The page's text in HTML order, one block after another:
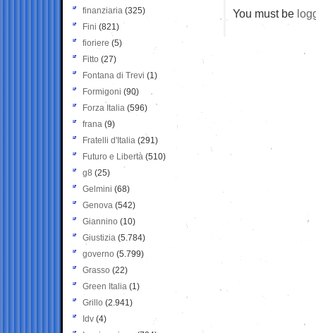
You must be
finanziaria (325)
Fini (821)
fioriere (5)
Fitto (27)
Fontana di Trevi (1)
Formigoni (90)
Forza Italia (596)
frana (9)
Fratelli d'Italia (291)
Futuro e Libertà (510)
g8 (25)
Gelmini (68)
Genova (542)
Giannino (10)
Giustizia (5.784)
governo (5.799)
Grasso (22)
Green Italia (1)
Grillo (2.941)
Idv (4)